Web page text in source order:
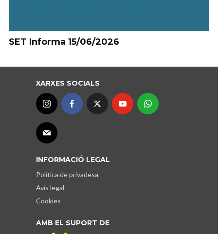
SET Informa 15/06/2026
XARXES SOCIALS
INFORMACIÓ LEGAL
Política de privadesa
Avís legal
Cookies
AMB EL SUPORT DE